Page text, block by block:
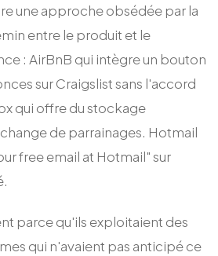
une approche obsédée par la
entre le produit et le
: AirBnB qui intègre un bouton
sur Craigslist sans l'accord
qui offre du stockage
de parrainages. Hotmail
free email at Hotmail" sur
parce qu'ils exploitaient des
qui n'avaient pas anticipé ce